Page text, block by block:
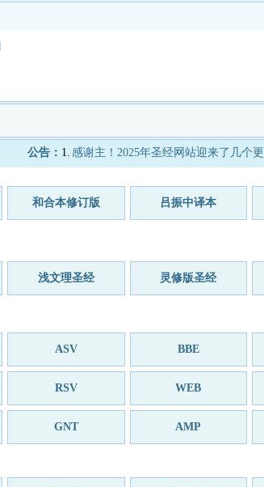
公告： 1. 感谢主！2025年圣经网站迎来了几个更
和合本修订版 吕振中译本
浅文理圣经 灵修版圣经
ASV BBE
RSV WEB
GNT AMP